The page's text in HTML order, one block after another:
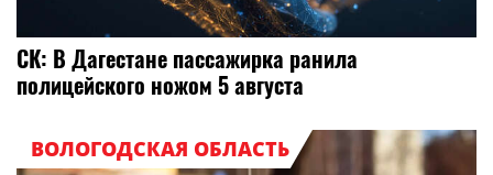
СК: В Дагестане пассажирка ранила
полицейского ножом 5 августа
ВОЛОГОДСКАЯ ОБЛАСТЬ